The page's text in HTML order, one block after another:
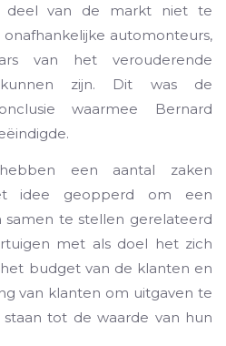
deel van de markt niet te
automonteurs,
van het verouderende
zijn. Dit was de
waarmee Bernard
hebben een aantal zaken
idee geopperd om een
samen te stellen gerelateerd
met als doel het zich
budget van de klanten en
van klanten om uitgaven te
tot de waarde van hun